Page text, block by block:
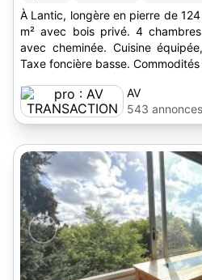
À Lantic, longère en pierre de
m² avec bois privé. 4
avec cheminée. Cuisine
Taxe foncière basse.
AV
TRANSACTION
543 annonces